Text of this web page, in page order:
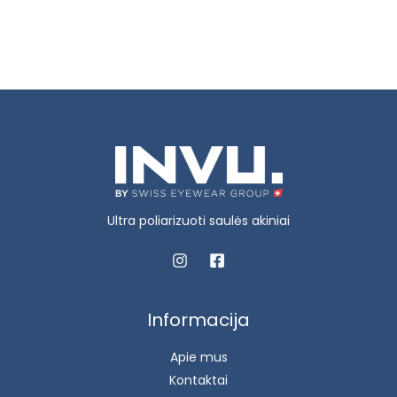
Ultra poliarizuoti saulės akiniai
Informacija
Apie mus
Kontaktai